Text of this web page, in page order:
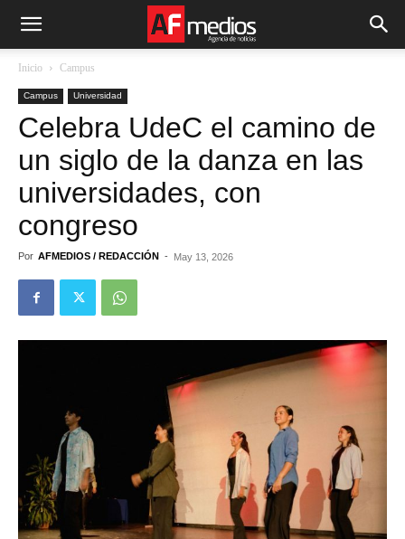
Inicio Campus
Campus Universidad
Celebra UdeC el camino de
un siglo de la danza en las
universidades, con
congreso
Por AFMEDIOS / REDACCIÓN - May 13, 2026